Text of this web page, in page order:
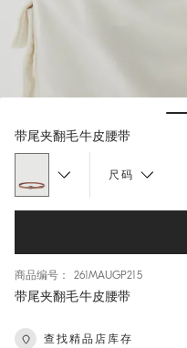
带尾夹翻毛牛皮腰带
尺码
商品编号： 261MAUGP215
带尾夹翻毛牛皮腰带
查找精品店库存